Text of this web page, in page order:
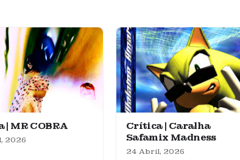
MR COBRA
2026
Crítica | Caralha
Safamix Madness
24 Abril, 2026